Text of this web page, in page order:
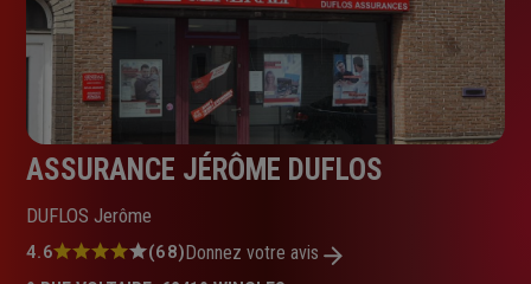
ASSURANCE JÉRÔME DUFLOS
DUFLOS Jerôme
Note
4.6 (68)Donnez votre avis